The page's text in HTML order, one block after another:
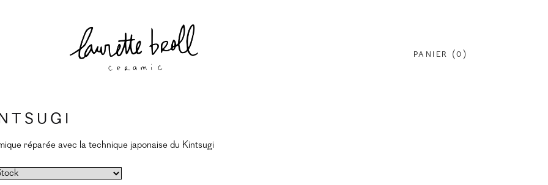
PANIER (0 )
réparée avec la technique japonaise du Kintsugi